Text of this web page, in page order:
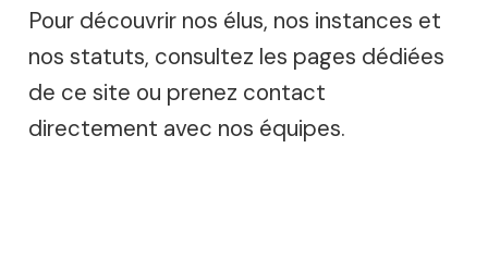
Pour découvrir nos élus, nos instances et
nos statuts, consultez les pages dédiées
de ce site ou prenez contact
directement avec nos équipes.